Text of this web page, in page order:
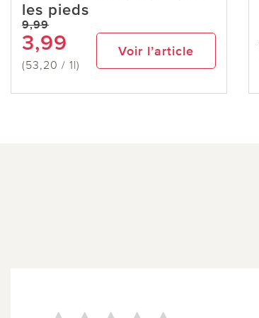
les pieds
9,99
3,99
(53,20 / 1l)
Voir l’article